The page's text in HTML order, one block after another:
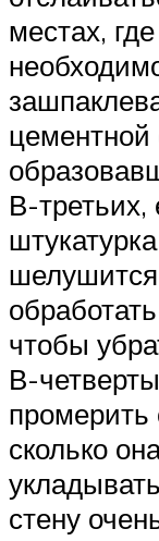
местах,
цементной
В-третьих,
чтобы
В-
промерить
сколько
стену